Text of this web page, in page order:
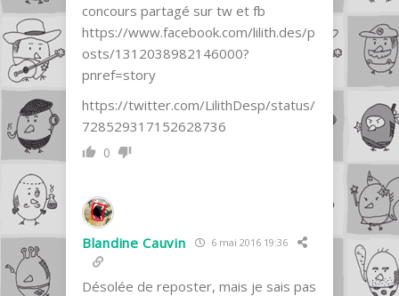
concours partagé sur tw et fb
https://www.facebook.com/lilith.des/p
osts/1312038982146000?
pnref=story
https://twitter.com/LilithDesp/status/
728529317152628736
0
Blandine Cauvin 6 mai 2016 19:36
Désolée de reposter, mais je sais pas